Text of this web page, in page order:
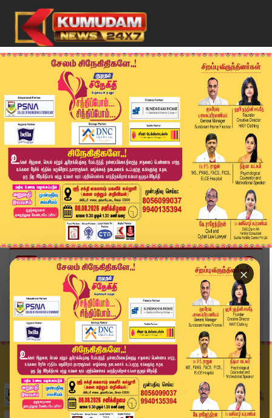
×
Home
வீடியோ ஸ்டோரி
நாங்கள் வந்த ஒரு மாத காலங்களில்..! அமைச்சர் கீர...